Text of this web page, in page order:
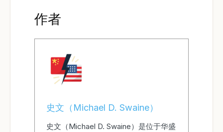
作者
史文（Michael D. Swaine）
史文（Michael D. Swaine）是位于华盛